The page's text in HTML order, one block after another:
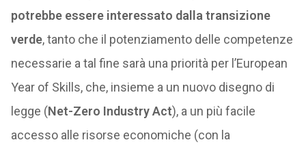
potrebbe essere interessato dalla transizione
verde, tanto che il potenziamento delle competenze
necessarie a tal fine sarà una priorità per l’European
Year of Skills, che, insieme a un nuovo disegno di
legge (Net-Zero Industry Act), a un più facile
accesso alle risorse economiche (con la